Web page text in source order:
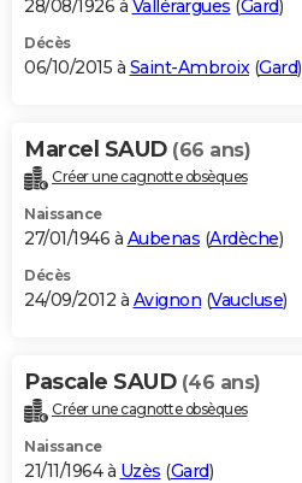
28/08/1926 à Vallérargues (Gard)
Décès
06/10/2015 à Saint-Ambroix(Gard)
Marcel SAUD (66 ans)
Créer une cagnotte obsèques
Naissance
27/01/1946 à Aubenas (Ardèche)
Décès
24/09/2012 à Avignon (Vaucluse)
Pascale SAUD (46 ans)
Créer une cagnotte obsèques
Naissance
21/11/1964 à Uzès (Gard)